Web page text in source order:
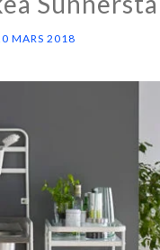
MARS 2018